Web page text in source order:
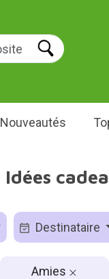
Nouveautés
Idées
Destinataire
Amies